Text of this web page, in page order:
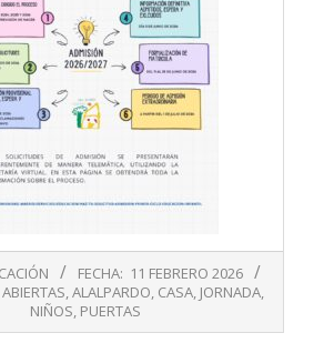
FECHA: 11 FEBRERO 2026
ABIERTAS ALALPARDO CASA JORNADA
NIÑOS PUERTAS